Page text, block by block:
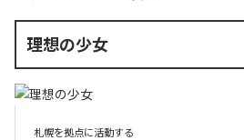
理想の少女
札幌を拠点に活動する